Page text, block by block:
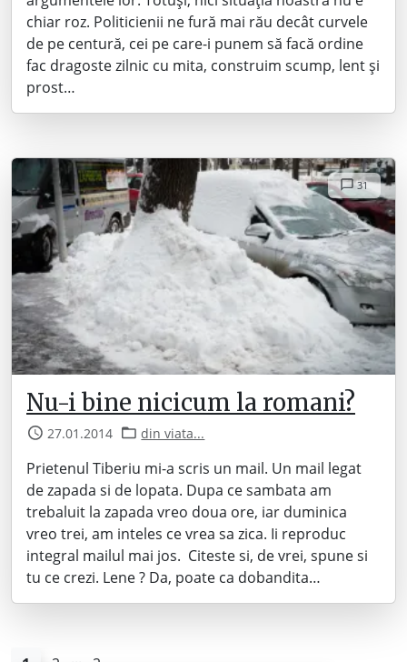
chiar roz. Politicienii ne fură mai rău decât curvele
de pe centură, cei pe care-i punem să facă ordine
fac dragoste zilnic cu mita, construim scump, lent și
prost…
31
Nu-i bine nicicum la romani?
27.01.2014 din viata...
Prietenul Tiberiu mi-a scris un mail. Un mail legat
de zapada si de lopata. Dupa ce sambata am
trebaluit la zapada vreo doua ore, iar duminica
vreo trei, am inteles ce vrea sa zica. Ii reproduc
integral mailul mai jos. Citeste si, de vrei, spune si
tu ce crezi. Lene ? Da, poate ca dobandita…